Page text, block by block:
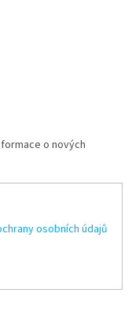
o nových
osobních údajů